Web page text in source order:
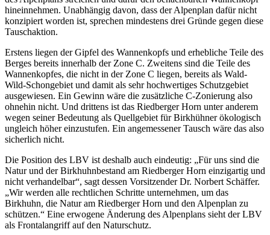
hineinnehmen. Unabhängig davon, dass der Alpenplan dafür nicht
konzipiert worden ist, sprechen mindestens drei Gründe gegen diese
Tauschaktion.
Erstens liegen der Gipfel des Wannenkopfs und erhebliche Teile des
Berges bereits innerhalb der Zone C. Zweitens sind die Teile des
Wannenkopfes, die nicht in der Zone C liegen, bereits als Wald-
Wild-Schongebiet und damit als sehr hochwertiges Schutzgebiet
ausgewiesen. Ein Gewinn wäre die zusätzliche C-Zonierung also
ohnehin nicht. Und drittens ist das Riedberger Horn unter anderem
wegen seiner Bedeutung als Quellgebiet für Birkhühner ökologisch
ungleich höher einzustufen. Ein angemessener Tausch wäre das also
sicherlich nicht.
Die Position des LBV ist deshalb auch eindeutig: „Für uns sind die
Natur und der Birkhuhnbestand am Riedberger Horn einzigartig und
nicht verhandelbar“, sagt dessen Vorsitzender Dr. Norbert Schäffer.
„Wir werden alle rechtlichen Schritte unternehmen, um das
Birkhuhn, die Natur am Riedberger Horn und den Alpenplan zu
schützen.“ Eine erwogene Änderung des Alpenplans sieht der LBV
als Frontalangriff auf den Naturschutz.